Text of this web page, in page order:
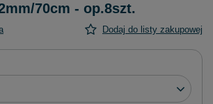
70cm - op.8szt.
Dodaj do listy zakupowej